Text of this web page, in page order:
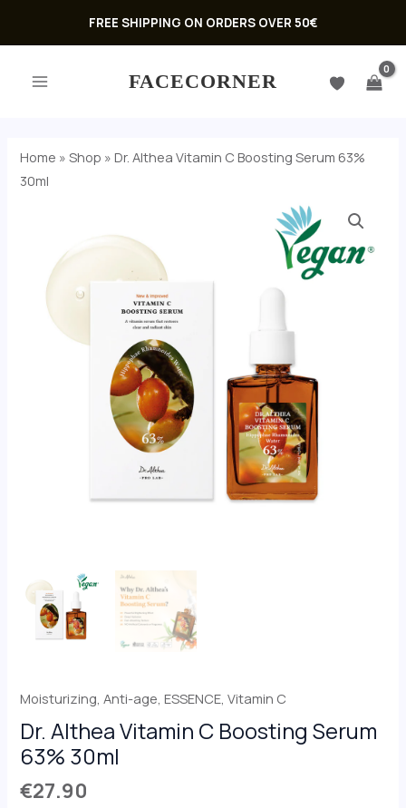
FREE SHIPPING ON ORDERS OVER 50€
MENU
FACECORNER
Home »Shop »Dr. Althea Vitamin C Boosting Serum 63%
30ml
Moisturizing,Anti-age,ESSENCE,Vitamin C
Dr. Althea Vitamin C Boosting Serum
63% 30ml
€27.90